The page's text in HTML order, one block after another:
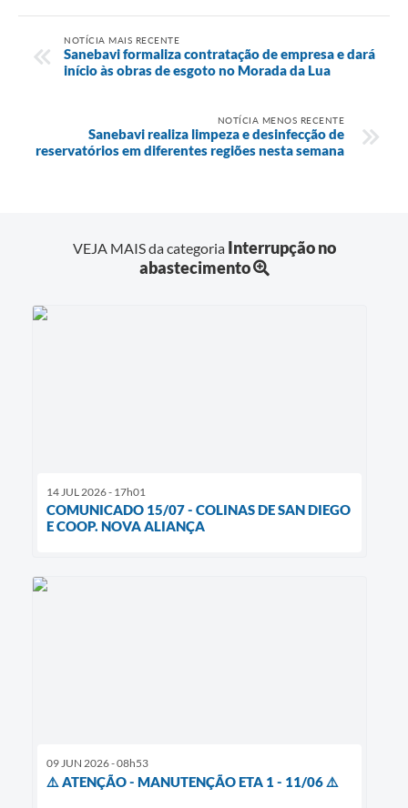
NOTÍCIA MAIS RECENTE
Sanebavi formaliza contratação de empresa e dará
início às obras de esgoto no Morada da Lua
NOTÍCIA MENOS RECENTE
Sanebavi realiza limpeza e desinfecção de
reservatórios em diferentes regiões nesta semana
VEJA MAIS da categoria Interrupção no
abastecimento
14 JUL 2026 - 17h01
COMUNICADO 15/07 - COLINAS DE SAN DIEGO
E COOP. NOVA ALIANÇA
09 JUN 2026 - 08h53
⚠️ ATENÇÃO - MANUTENÇÃO ETA 1 - 11/06 ⚠️